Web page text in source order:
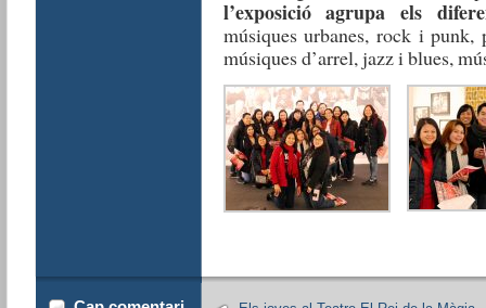
l’exposició agrupa els
músiques urbanes, rock i punk,
músiques d’arrel, jazz i blues,